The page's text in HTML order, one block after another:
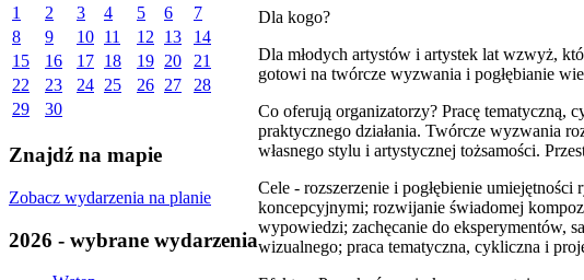
1
2 3 4 5 6
7
8
9 10 11 12 13
14
15
16 17 18 19 20
21
22
23 24 25 26 27
28
29
30
Znajdź na mapie
Zobacz wydarzenia na planie
2026 - wybrane wydarzenia
Dla kogo?
Dla młodych artystów i artystek lat wzwyż,
gotowi na twórcze wyzwania i pogłębianie
Co oferują organizatorzy? Pracę tematyczną,
praktycznego działania. Twórcze wyzwania
własnego stylu i artystycznej tożsamości.
Cele - rozszerzenie i pogłębienie
koncepcyjnymi; rozwijanie świadomej
wypowiedzi; zachęcanie do eksperymentów,
wizualnego; praca tematyczna, cykliczna i